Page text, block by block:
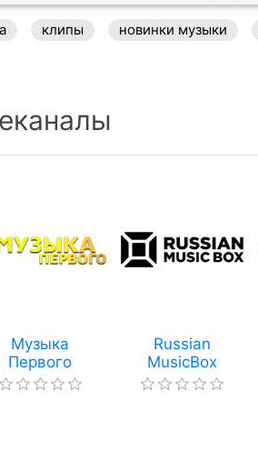
08:30 У-Дачный чарт (12+)
клипы новинки музыки
Музыка
Первого
Russian
MusicBox